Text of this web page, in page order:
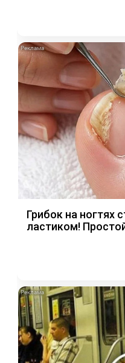
Грибок на ногтях
ластиком!